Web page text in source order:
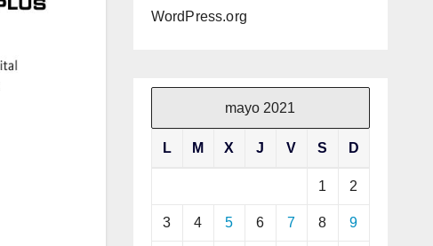
WordPress.org
mayo 2021
L M X J V S D
1 2
3 4 5 6 7 8 9